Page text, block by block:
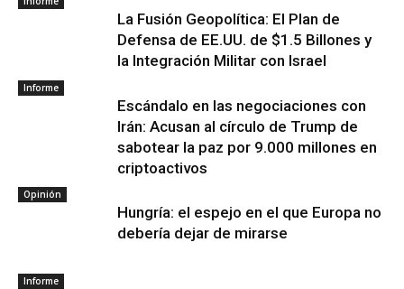
La Fusión Geopolítica: El Plan de
Defensa de EE.UU. de $1.5 Billones y
la Integración Militar con Israel
Informe
Escándalo en las negociaciones con
Irán: Acusan al círculo de Trump de
sabotear la paz por 9.000 millones en
criptoactivos
Opinión
Hungría: el espejo en el que Europa no
debería dejar de mirarse
Informe